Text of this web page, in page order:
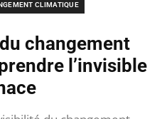
CLIMATIQUE
changement
l’invisible